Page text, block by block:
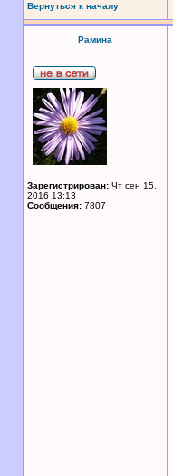
Вернуться к началу
Рамина
Зарегистрирован: Чт сен 15,
2016 13:13
Сообщения: 7807